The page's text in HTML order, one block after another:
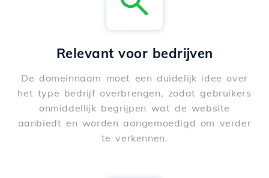
Relevant voor bedrijven
De domeinnaam moet een duidelijk idee over
het type bedrijf overbrengen, zodat gebruikers
onmiddellijk begrijpen wat de website
aanbiedt en worden aangemoedigd om verder
te verkennen.